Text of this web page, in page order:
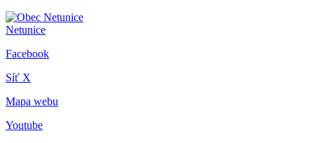
Netunice
Facebook
Síť X
Mapa webu
Youtube